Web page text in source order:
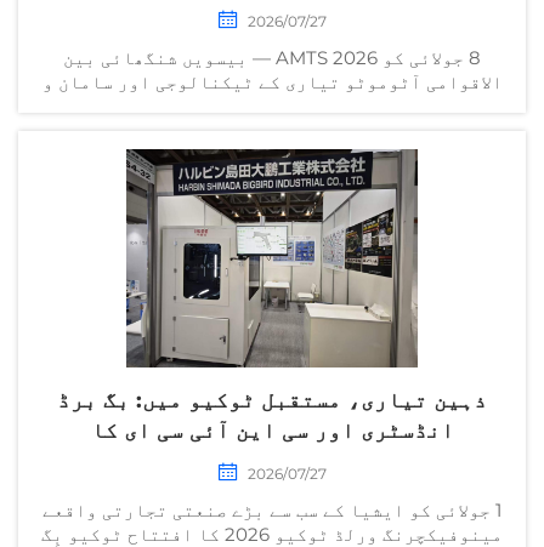
2026/07/27
8 جولائی کو AMTS 2026 — بیسویں شنگھائی بین
الاقوامی آٹوموٹو تیاری کے ٹیکنالوجی اور سامان و
دن، ماحول...
ذہین تیاری، مستقبل ٹوکیو میں: بگ برڈ
انڈسٹری اور سی این آئی سی ای کا
شاندار کارکردگی
2026/07/27
1 جولائی کو ایشیا کے سب سے بڑے صنعتی تجارتی واقعے
مینوفیکچرنگ ورلڈ ٹوکیو 2026 کا افتتاح ٹوکیو بِگ